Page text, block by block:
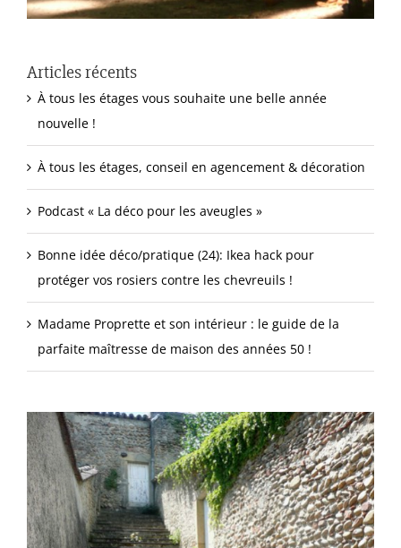
Articles récents
À tous les étages vous souhaite une belle année
nouvelle !
À tous les étages, conseil en agencement & décoration
Podcast « La déco pour les aveugles »
Bonne idée déco/pratique (24): Ikea hack pour
protéger vos rosiers contre les chevreuils !
Madame Proprette et son intérieur : le guide de la
parfaite maîtresse de maison des années 50 !